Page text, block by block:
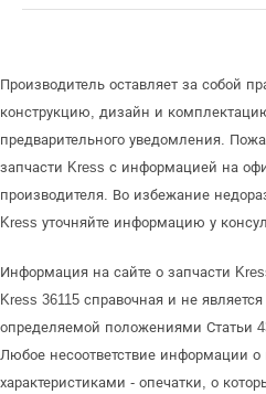
Производитель оставляет за собой
конструкцию, дизайн и
предварительного уведомления.
запчасти Kress с информацией на
производителя. Во избежание
Kress уточняйте информацию у
Информация на сайте о запчасти
Kress 36115 справочная и не
определяемой положениями Статьи
Любое несоответствие информации о
характеристиками - опечатки, о